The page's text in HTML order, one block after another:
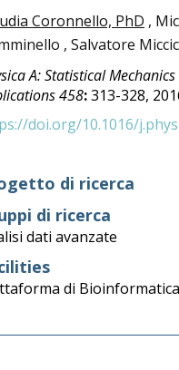
Coronnello, PhD ,
, Salvatore
A: Statistical
458:313-328,
doi.org/10.1016/
di ricerca
di ricerca
dati avanzate
di Bioinformatica